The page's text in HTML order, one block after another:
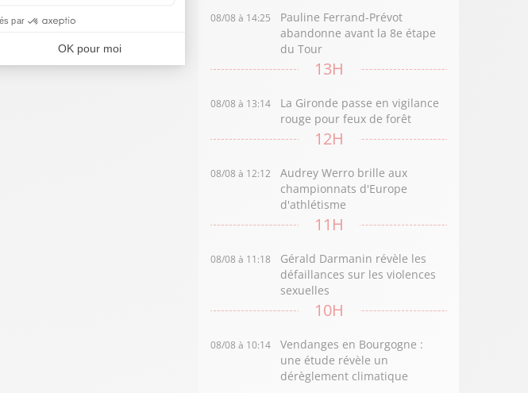
08/08 à 14:25
Pauline Ferrand-Prévot
abandonne avant la 8e étape
du Tour
13H
08/08 à 13:14
La Gironde passe en vigilance
rouge pour feux de forêt
12H
08/08 à 12:12
Audrey Werro brille aux
championnats d'Europe
d'athlétisme
11H
08/08 à 11:18
Gérald Darmanin révèle les
défaillances sur les violences
sexuelles
10H
08/08 à 10:14
Vendanges en Bourgogne :
une étude révèle un
dérèglement climatique